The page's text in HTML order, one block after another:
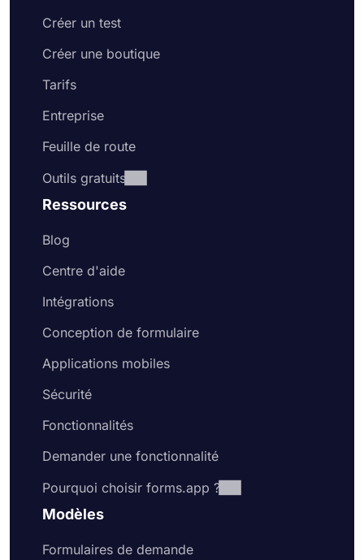
Créer un test
Créer une boutique
Tarifs
Entreprise
Feuille de route
Outils gratuits
Ressources
Blog
Centre d'aide
Intégrations
Conception de formulaire
Applications mobiles
Sécurité
Fonctionnalités
Demander une fonctionnalité
Pourquoi choisir forms.app ?
Modèles
Formulaires de demande